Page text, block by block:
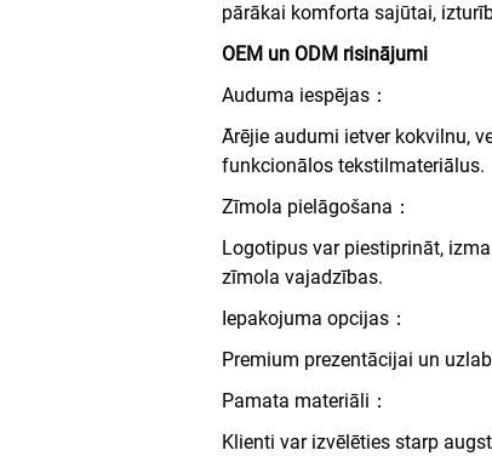
pārākai komforta sajūtai,
OEM un ODM risinājumi
Auduma iespējas：
Ārējie audumi ietver kokvilnu,
funkcionālos tekstilmateriālus.
Zīmola pielāgošana：
Logotipus var piestiprināt,
zīmola vajadzības.
Iepakojuma opcijas：
Premium prezentācijai un
Pamata materiāli：
Klienti var izvēlēties starp